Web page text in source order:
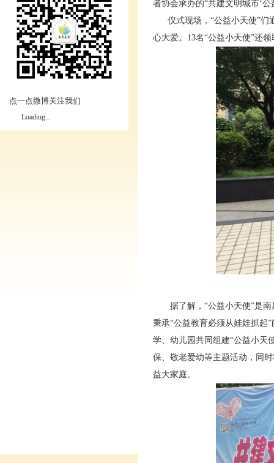
点一点微博关注我们
Loading...
者协会承办的“共建文明城市‘
仪式现场，“公益小天使”们
心大爱。13名“公益小天使”还
据了解，“公益小天使”是南
秉承“公益教育必须从娃娃抓起
学、幼儿园共同组建“公益小天
保、敬老爱幼等主题活动，同
益大家庭。